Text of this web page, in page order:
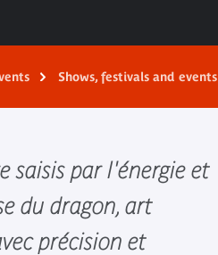
Shows, festivals and events
saisis par l'énergie et
du dragon, art
précision et